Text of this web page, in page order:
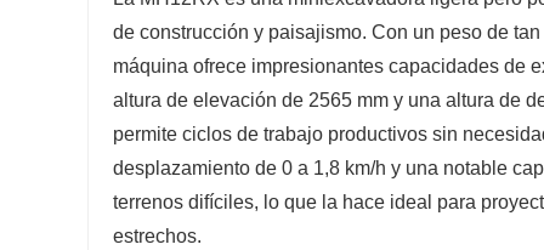
de construcción y paisajismo. Con un peso de
máquina ofrece impresionantes capacidades de
altura de elevación de 2565 mm y una altura de
permite ciclos de trabajo productivos sin
desplazamiento de 0 a 1,8 km/h y una notable
terrenos difíciles, lo que la hace ideal para
estrechos.